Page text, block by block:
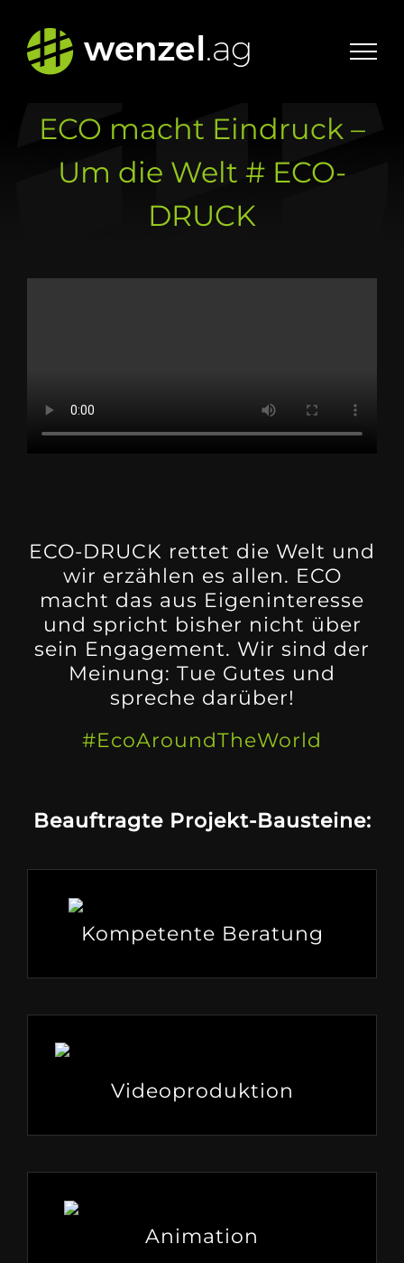
Inhalt
springen
ECO macht Eindruck –
Um die Welt # ECO-
DRUCK
ECO-DRUCK rettet die Welt und
wir erzählen es allen. ECO
macht das aus Eigeninteresse
und spricht bisher nicht über
sein Engagement. Wir sind der
Meinung: Tue Gutes und
spreche darüber!
#EcoAroundTheWorld
Beauftragte Projekt-Bausteine:
Kompetente Beratung
Videoproduktion
Animation